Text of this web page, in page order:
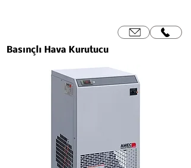
Basınçlı Hava Kurutucu